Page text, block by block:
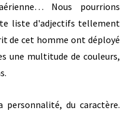
Nous pourrions
liste d'adjectifs tellement
de cet homme ont déployé
une multitude de couleurs,
personnalité, du caractère.